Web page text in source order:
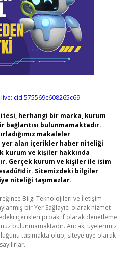
live:.cid.575569c608265c69
herhangi bir marka, kurum
bağlantısı bulunmamaktadır.
makaleler
yer alan içerikler haber niteliği
kurum ve kişiler hakkında
Gerçek kurum ve kişiler ile isim
Sitemizdeki bilgiler
niteliği taşımazlar.
Bilgi Teknolojileri ve İletişim
bir Yer Sağlayıcı olarak hizmet
içerikleri proaktif olarak denetleme
bulunmamaktadır. Ancak, üyelerimiz
taşımakta olup, siteye üye olarak